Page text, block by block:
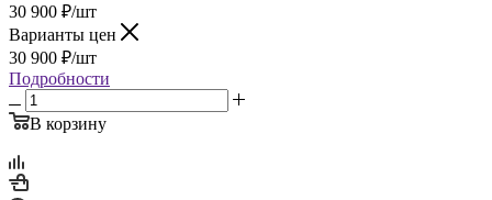
30 900 ₽/шт
Варианты цен
30 900 ₽/шт
Подробности
В корзину